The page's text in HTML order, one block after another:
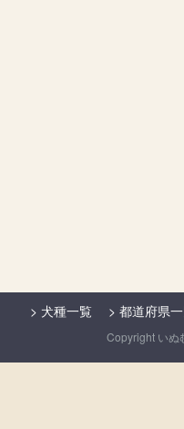
> 犬種一覧 > 都道府県
Copyright いぬ